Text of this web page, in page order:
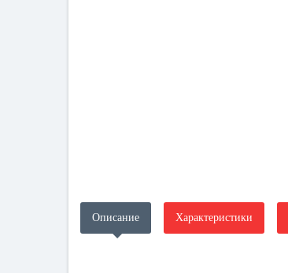
Описание Характеристики